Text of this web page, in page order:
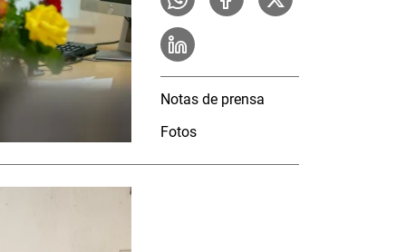
Notas de prensa
Fotos